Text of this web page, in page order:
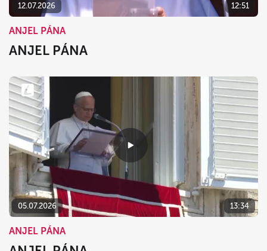
12.07.2026 12:51
ANJEL PÁNA
ANJEL PÁNA
05.07.2026 13:34
ANJEL PÁNA